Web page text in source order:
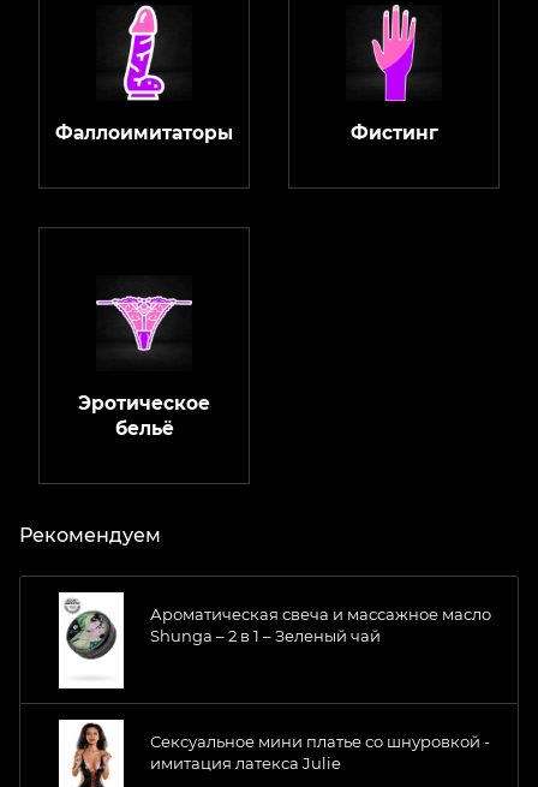
Фаллоимитаторы Фистинг
Эротическое
бельё
Рекомендуем
Ароматическая свеча и массажное масло
Shunga – 2 в 1 – Зеленый чай
Сексуальное мини платье со шнуровкой -
имитация латекса Julie